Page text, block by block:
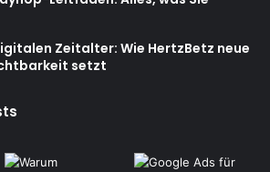
Zeitalter: Wie HertzBetz neue
setzt